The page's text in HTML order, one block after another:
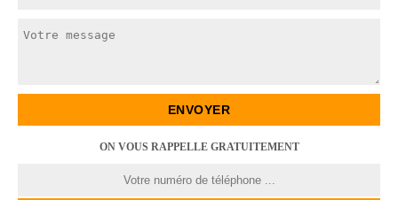
ON VOUS RAPPELLE GRATUITEMENT